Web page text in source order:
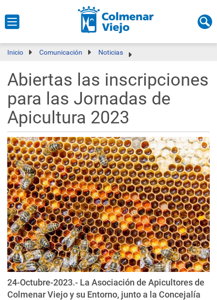
Inicio Comunicación Noticias
Abiertas las inscripciones
para las Jornadas de
Apicultura 2023
24-Octubre-2023.- La Asociación de Apicultores de
Colmenar Viejo y su Entorno, junto a la Concejalía